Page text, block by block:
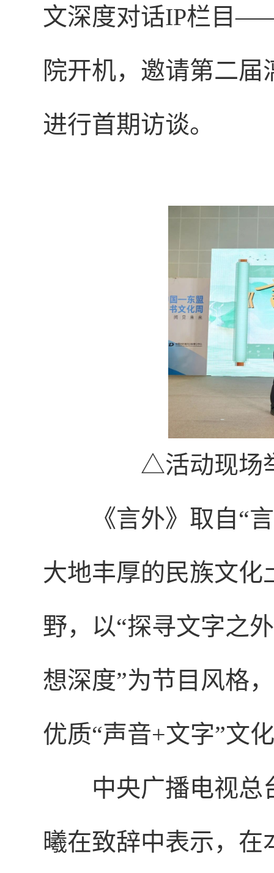
文深度对话IP栏目
院开机，邀请第二
进行首期访谈。
△活动现场
《言外》取自“
大地丰厚的民族文
野，以“探寻文字之
想深度”为节目风格
优质“声音+文字”文
中央广播电视总
曦在致辞中表示，